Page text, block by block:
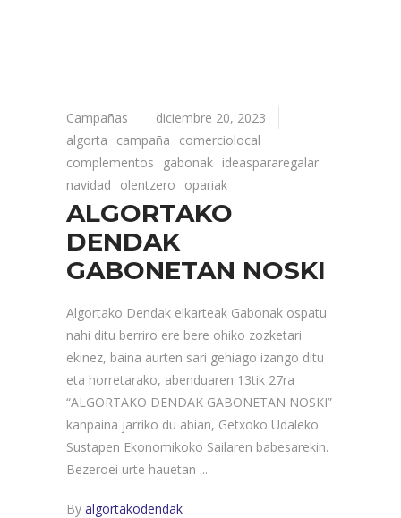
Campañas
diciembre 20, 2023
algorta
campaña
comerciolocal
complementos
gabonak ideaspararegalar
navidad
olentzero opariak
ALGORTAKO
DENDAK
GABONETAN NOSKI
Algortako Dendak elkarteak Gabonak ospatu
nahi ditu berriro ere bere ohiko zozketari
ekinez, baina aurten sari gehiago izango ditu
eta horretarako, abenduaren 13tik 27ra
“ALGORTAKO DENDAK GABONETAN NOSKI”
kanpaina jarriko du abian, Getxoko Udaleko
Sustapen Ekonomikoko Sailaren babesarekin.
Bezeroei urte hauetan
By algortakodendak